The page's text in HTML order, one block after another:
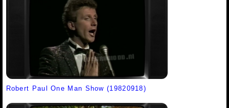
Robert Paul One Man Show (19820918)